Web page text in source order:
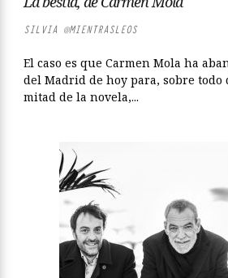
SILVIA @MIENTRASLEOS
El caso es que Carmen Mola ha
del Madrid de hoy para, sobre
mitad de la novela,...